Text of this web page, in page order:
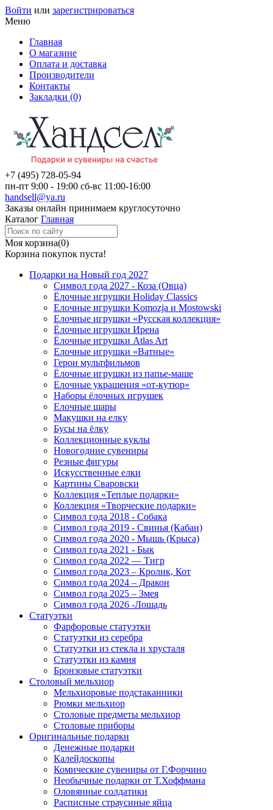
Войти или зарегистрироваться
Меню
Главная
О магазине
Оплата и доставка
Производители
Контакты
Закладки (0)
+7 (495) 728-05-94
пн-пт 9:00 - 19:00 сб-вс 11:00-16:00
handsell@ya.ru
Заказы онлайн принимаем круглосуточно
Каталог Главная
Моя корзина(0)
Корзина покупок пуста!
Подарки на Новый год 2027
Символ года 2027 - Коза (Овца)
Ёлочные игрушки Holiday Classics
Елочные игрушки Komozja и Mostowski
Елочные игрушки «Русская коллекция»
Ёлочные игрушки Ирена
Ёлочные игрушки Atlas Art
Елочные игрушки «Ватные»
Герои мультфильмов
Ёлочные игрушки из папье-маше
Елочные украшения «от-кутюр»
Наборы ёлочных игрушек
Елочные шары
Макушки на елку
Бусы на ёлку
Коллекционные куклы
Новогодние сувениры
Резные фигуры
Искусственные елки
Картины Сваровски
Коллекция «Теплые подарки»
Коллекция «Творческие подарки»
Символ года 2018 - Собака
Символ года 2019 - Свинья (Кабан)
Символ года 2020 - Мышь (Крыса)
Символ года 2021 - Бык
Символ года 2022 — Тигр
Символ года 2023 – Кролик, Кот
Символ года 2024 – Дракон
Символ года 2025 – Змея
Символ года 2026 -Лошадь
Статуэтки
Фарфоровые статуэтки
Статуэтки из серебра
Статуэтки из стекла и хрусталя
Статуэтки из камня
Бронзовые статуэтки
Столовый мельхиор
Мельхиоровые подстаканники
Рюмки мельхиор
Столовые предметы мельхиор
Столовые приборы
Оригинальные подарки
Денежные подарки
Калейдоскопы
Комические сувениры от Г.Форчино
Необычные подарки от Т.Хоффмана
Оловянные солдатики
Расписные страусиные яйца